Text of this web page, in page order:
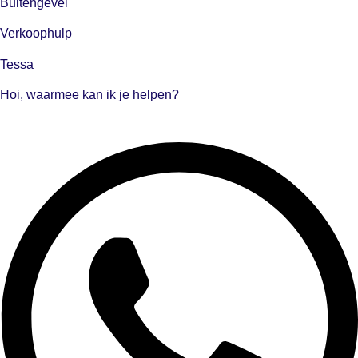
Buitengevel
Verkoophulp
Tessa
Hoi, waarmee kan ik je helpen?